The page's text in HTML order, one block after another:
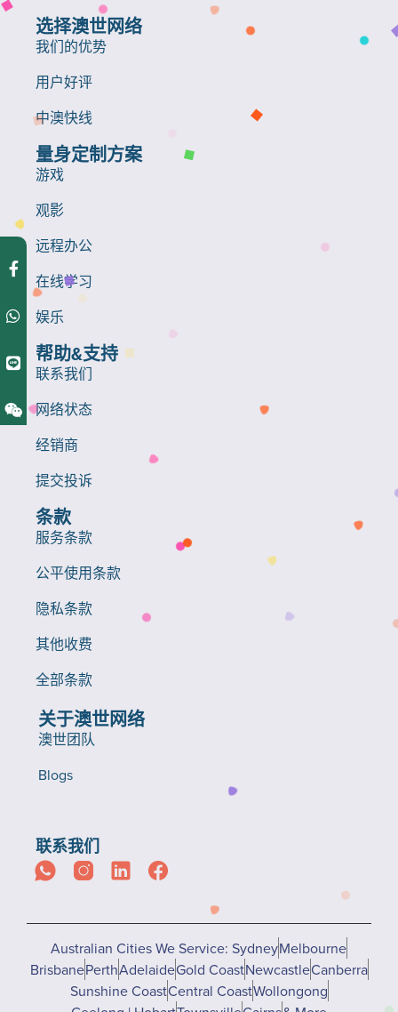
选择澳世网络
我们的优势
用户好评
中澳快线
量身定制方案
游戏
观影
远程办公
在线学习
娱乐
帮助&支持
联系我们
网络状态
经销商
提交投诉
条款
服务条款
公平使用条款
隐私条款
其他收费
全部条款
关于澳世网络
澳世团队
Blogs
联系我们
Australian Cities We Service: SydneyMelbourne
BrisbanePerthAdelaideGold CoastNewcastleCanberra
Sunshine CoastCentral CoastWollongong